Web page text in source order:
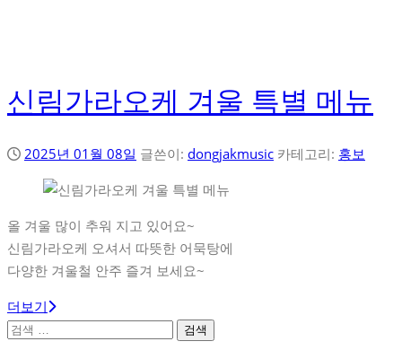
신림가라오케 겨울 특별 메뉴
2025년 01월 08일 글쓴이: dongjakmusic 카테고리: 홍보
올 겨울 많이 추워 지고 있어요~
신림가라오케 오셔서 따뜻한 어묵탕에
다양한 겨울철 안주 즐겨 보세요~
더보기
검